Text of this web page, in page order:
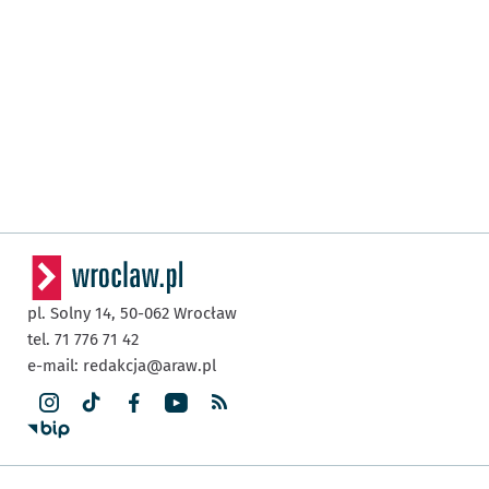
pl. Solny 14, 50-062 Wrocław
tel. 71 776 71 42
e-mail: redakcja@araw.pl